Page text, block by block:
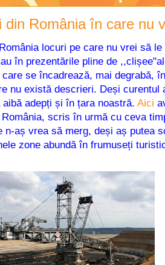
din România în care nu
locuri pe care nu vrei să
în prezentările pline de
care se încadrează, mai degrabă,
nu există descrieri. Deși
adepți și în țara noastră. Aici
scris în urmă cu ceva
n-aș vrea să merg, deși aș putea
zone abundă în frumuseți